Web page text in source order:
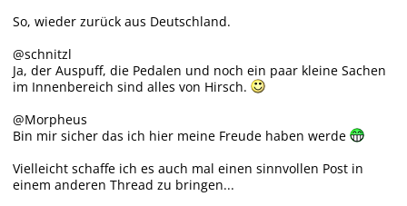
So, wieder zurück aus Deutschland.
@schnitzl
Ja, der Auspuff, die Pedalen und noch ein paar kleine Sachen
im Innenbereich sind alles von Hirsch.
@Morpheus
Bin mir sicher das ich hier meine Freude haben werde
Vielleicht schaffe ich es auch mal einen sinnvollen Post in
einem anderen Thread zu bringen...